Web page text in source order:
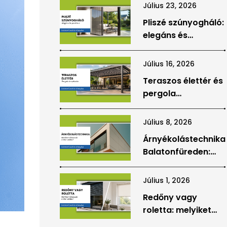
Július 23, 2026
Pliszé szúnyogháló:
elegáns és
praktikus védelem
teraszajtókhoz,
Július 16, 2026
Teraszos élettér és
pergola
árnyékolás: hogyan
válhat a terasz az
otthon valódi
részévé?
Július 8, 2026
Árnyékolástechnika
Balatonfüreden:
hogyan válasszunk
az otthonunkhoz
megoldást?
Július 1, 2026
Redőny vagy
roletta: melyiket